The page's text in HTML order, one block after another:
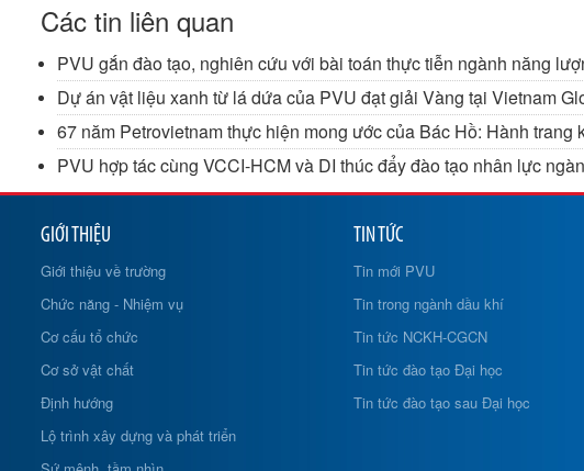
Các tin liên quan
PVU gắn đào tạo, nghiên cứu với bài toán thực tiễn ngành năng
Dự án vật liệu xanh từ lá dứa của PVU đạt giải Vàng tại Vietnam
67 năm Petrovietnam thực hiện mong ước của Bác Hồ: Hành trang
PVU hợp tác cùng VCCI-HCM và DI thúc đẩy đào tạo nhân lực
GIỚI THIỆU
Giới thiệu về trường
Chức năng - Nhiệm vụ
Cơ cấu tổ chức
Cơ sở vật chất
Định hướng
Lộ trình xây dựng và phát triển
TIN TỨC
Tin mới PVU
Tin trong ngành dầu khí
Tin tức NCKH-CGCN
Tin tức đào tạo Đại học
Tin tức đào tạo sau Đại học